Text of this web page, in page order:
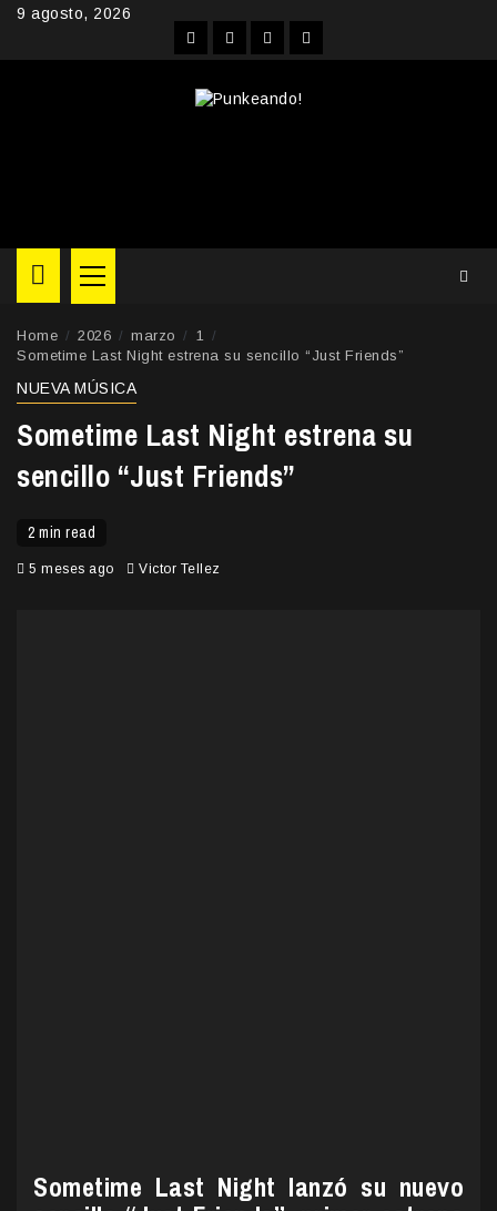
Skip9 agosto, 2026
FacebookInstagram
YouTubeTwitter
Primary
Menu
Home 2026 marzo
1
Sometime Last Night estrena su sencillo “Just Friends”
NUEVA MÚSICA
Sometime Last Night estrena su
sencillo “Just Friends”
2 min read
5 meses ago Victor Tellez
Sometime Last Night lanzó su nuevo